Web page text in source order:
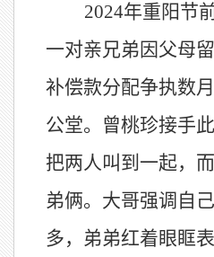
2024年重阳节
一对亲兄弟因父母
补偿款分配争执数
公堂。曾桃珍接手
把两人叫到一起，
弟俩。大哥强调自
多，弟弟红着眼眶